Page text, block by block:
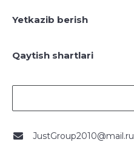
Yetkazib berish
Qaytish shartlari
JustGroup2010@mail.ru